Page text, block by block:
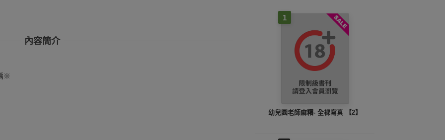
內容簡介
※
1
幼兒園老師麻糬- 全裸寫真 【2】